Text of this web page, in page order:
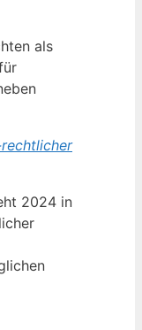
als
2024 in